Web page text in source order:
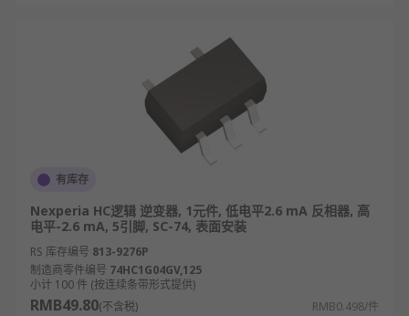
施密特触发反相器：施密特触发反相器是一种
有源电路，可将模拟输入信号转换为数字输出
反相器芯片可用于多种应用，如：
数码相机
移动设备
家用计算机
网络服务器
有库存
Nexperia HC逻辑 逆变器, 1元件, 低电平2.6 mA 反相器, 高
电平-2.6 mA, 5引脚, SC-74, 表面安装
RS 库存编号 813-9276P
制造商零件编号 74HC1G04GV,125
小计 100 件 (按连续条带形式提供)
RMB49.80(不含税) RMB0.498/件